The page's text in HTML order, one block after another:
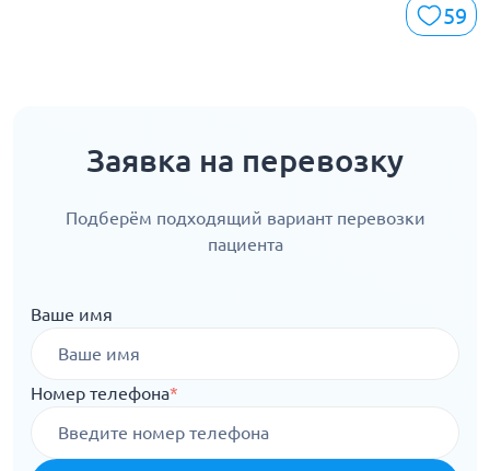
59
Заявка на перевозку
Подберём подходящий вариант перевозки
пациента
Ваше имя
Номер телефона*